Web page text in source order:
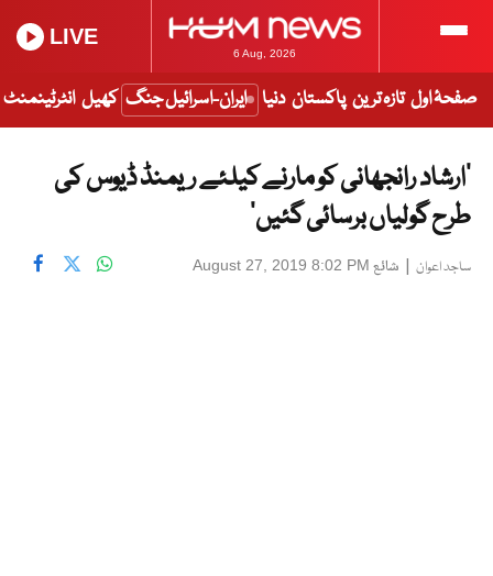
6 Aug, 2026
LIVE
صفحۂ اول تازہ ترین پاکستان دنیا ایران-اسرائیل جنگ کھیل انٹرٹینمنٹ
’ارشاد رانجھانی کو مارنے کیلئے ریمنڈ ڈیوس کی
طرح گولیاں برسائی گئیں‘
ساجد اعوان | شائع August 27, 2019 8:02 PM